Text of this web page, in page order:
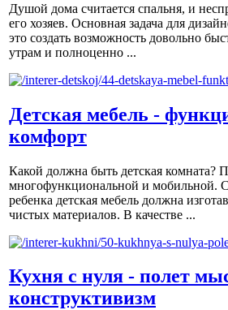
Душой дома считается спальня, и
его хозяев. Основная задача для
это создать возможность довольно
утрам и полноценно ...
Детская мебель -
комфорт
Какой должна быть детская комната?
многофункциональной и мобильной.
ребенка детская мебель должна
чистых материалов. В качестве ...
Кухня с нуля - полет
конструктивизм